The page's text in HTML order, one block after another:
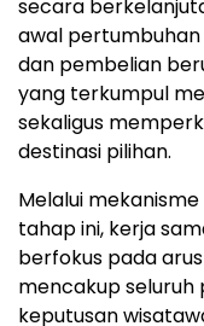
secara
awal pertumbuhan
dan pembelian
yang terkumpul
sekaligus
destinasi pilihan.
Melalui
tahap ini, kerja
berfokus pada
mencakup seluruh
keputusan